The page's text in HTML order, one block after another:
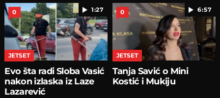
1:27
0
JETSET
Evo šta radi Sloba Vasić
nakon izlaska iz Laze
Lazarević
6:57
0
JETSET
Tanja Savić o Mini
Kostić i Mukiju